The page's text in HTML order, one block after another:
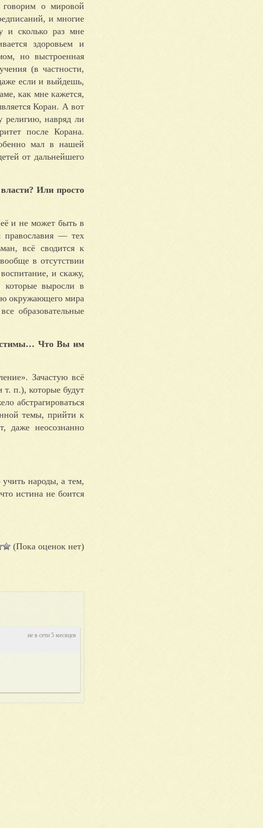
о мировой
и многие
и сколько раз мне
здоровьем и
но выстроенная
(в частности,
если и выйдешь,
как мне кажется,
Коран. А вот
религию, навряд ли
после Корана.
мал в нашей
от дальнейшего
Или просто
и не может быть в
православия — тех
всё сводится к
в отсутствии
и скажу,
которые выросли в
окружающего мира
образовательные
Что Вы им
Зачастую всё
п.), которые будут
абстрагироваться
темы, прийти к
даже неосознанно
народы, а тем,
истина не боится
(Пока оценок нет)
не в сети 5 месяцев